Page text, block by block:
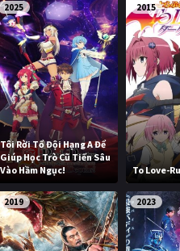
2025
Tôi Rời Tổ Đội Hạng A Để
Giúp Học Trò Cũ Tiến Sâu
Vào Hầm Ngục!
2015
To Love-
2019 2023